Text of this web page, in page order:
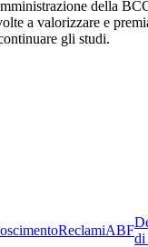
della
a valorizzare e
gli studi.
ReclamiABF
di